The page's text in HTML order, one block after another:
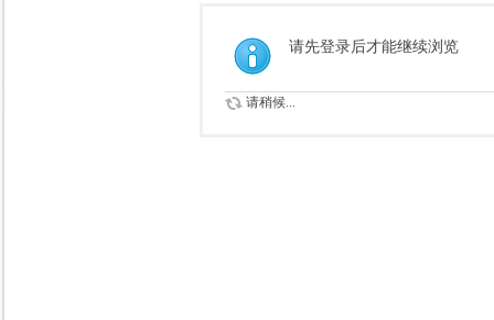
请先登录后才能继续浏览
请稍候...